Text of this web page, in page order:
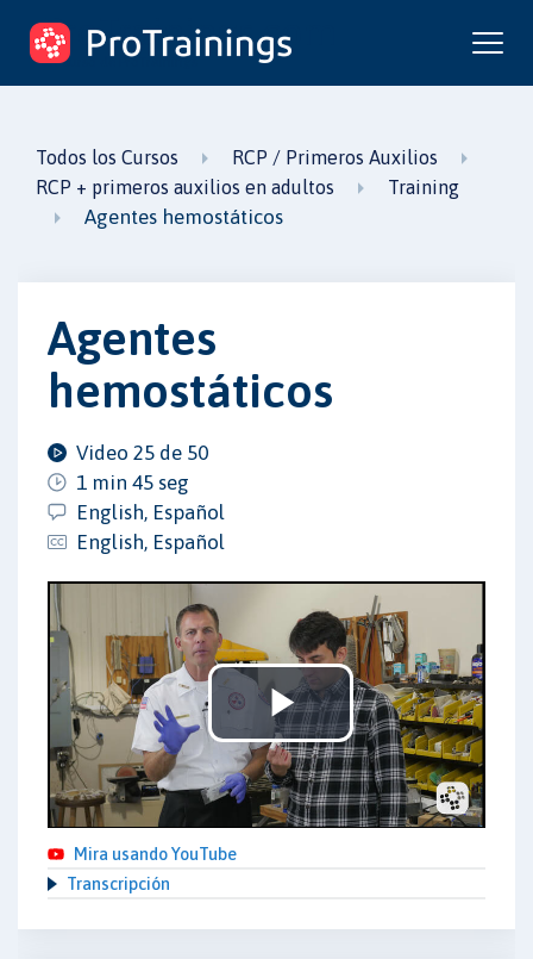
ProTrainings.com
un curso de ProTrainings
Todos los Cursos
RCP / Primeros Auxilios
RCP + primeros auxilios en adultos
Training
Agentes hemostáticos
Agentes
hemostáticos
Video 25 de 50
1 min 45 seg
English, Español
English, Español
Play
Video
Mira usando YouTube
Transcripción